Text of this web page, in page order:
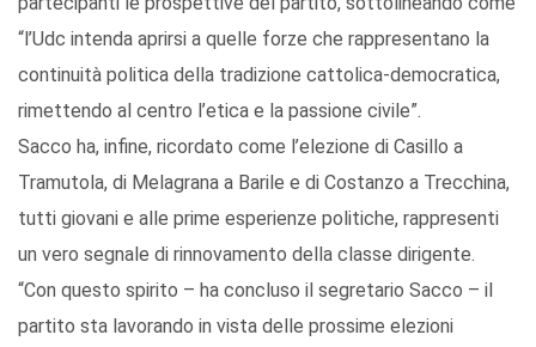
“l’Udc intenda aprirsi a quelle forze che rappresentano la
continuità politica della tradizione cattolica-democratica,
rimettendo al centro l’etica e la passione civile”.
Sacco ha, infine, ricordato come l’elezione di Casillo a
Tramutola, di Melagrana a Barile e di Costanzo a Trecchina,
tutti giovani e alle prime esperienze politiche, rappresenti
un vero segnale di rinnovamento della classe dirigente.
“Con questo spirito – ha concluso il segretario Sacco – il
partito sta lavorando in vista delle prossime elezioni